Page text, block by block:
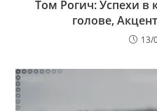
Том Рогич: Успехи в
голове,
13/